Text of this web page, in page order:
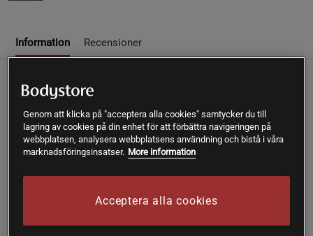
Information Recensioner
Abilica XC-Classic 2000 FloorStand är en
stabil plattform till Abilica XC-Classic 2000.
Plattform i friktionsmaterial
Passar skidmaskinen Abilica XC-Classic 2000
Abilica XC-Classic 2000 FloorStand är plattformen som
plattform gör att skidmaskinen kan stå på marken. Abilica
Genom att klicka på "acceptera alla cookies" samtycker du till
lagring av cookies på din enhet för att förbättra navigeringen på
webbplatsen, analysera webbplatsens användning och bistå i våra
marknadsföringsinsatser. More information
Acceptera alla cookies